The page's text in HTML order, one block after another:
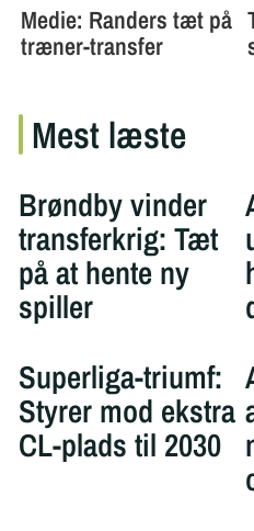
Mest læste
Brøndby vinder
transferkrig: Tæt
på at hente ny
spiller
Superliga-triumf:
Styrer mod ekstra
CL-plads til 2030